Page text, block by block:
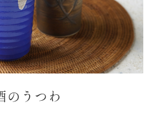
のうつわ